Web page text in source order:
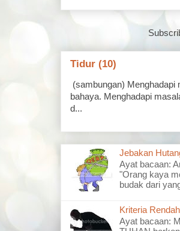
Tidur (10)
(sambungan) Menghadapi
bahaya. Menghadapi
d...
Jebakan
Ayat bacaan:
"Orang kaya
budak dari
Kriteria
Ayat bacaan: